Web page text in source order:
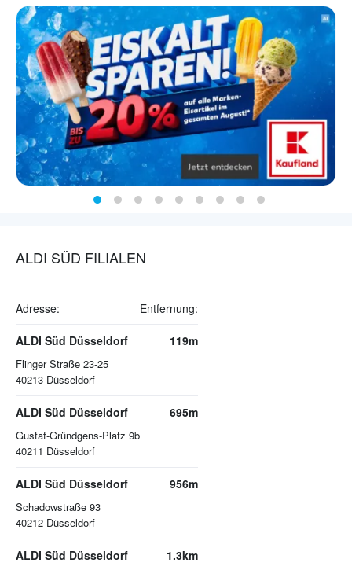
ALDI SÜD FILIALEN
Adresse: Entfernung:
ALDI Süd Düsseldorf
Flinger Straße 23-25
40213 Düsseldorf
119m
ALDI Süd Düsseldorf
Gustaf-Gründgens-Platz 9b
40211 Düsseldorf
695m
ALDI Süd Düsseldorf
Schadowstraße 93
40212 Düsseldorf
956m
ALDI Süd Düsseldorf 1.3km